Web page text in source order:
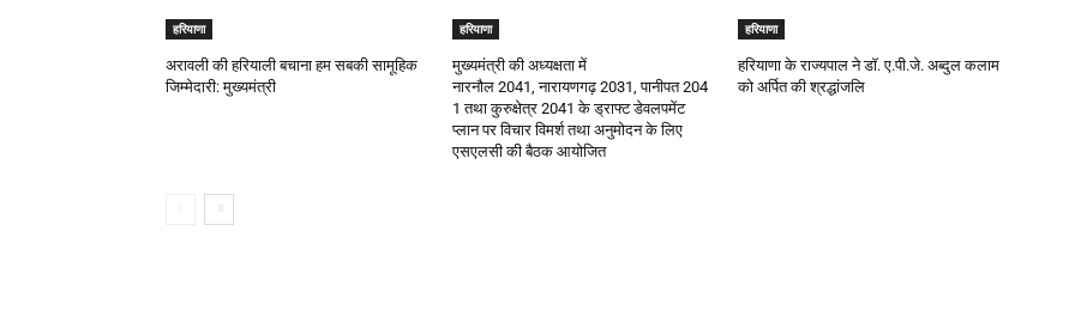
हरियाणा
अरावली की हरियाली बचाना हम सबकी सामूहिक
जिम्मेदारी: मुख्यमंत्री
हरियाणा
मुख्यमंत्री की अध्यक्षता में
नारनौल 2041, नारायणगढ़ 2031, पानीपत 204
1 तथा कुरुक्षेत्र 2041 के ड्राफ्ट डेवलपमेंट
प्लान पर विचार विमर्श तथा अनुमोदन के लिए
एसएलसी की बैठक आयोजित
हरियाणा
हरियाणा के राज्यपाल ने डॉ. ए.पी.जे. अब्दुल कलाम
को अर्पित की श्रद्धांजलि